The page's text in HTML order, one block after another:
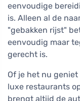
eenvoudige
is. Alleen al de
"gebakken rijst"
eenvoudig maar
gerecht is.
Of je het nu
luxe restaurants
brengt altijd de